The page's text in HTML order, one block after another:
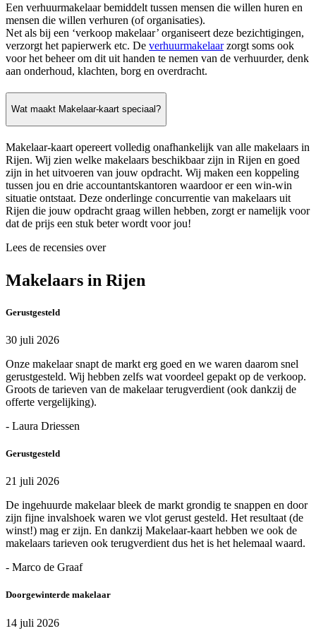
Een verhuurmakelaar bemiddelt tussen mensen die willen huren en
mensen die willen verhuren (of organisaties).
Net als bij een ‘verkoop makelaar’ organiseert deze bezichtigingen,
verzorgt het papierwerk etc. De verhuurmakelaarzorgt soms ook
voor het beheer om dit uit handen te nemen van de verhuurder, denk
aan onderhoud, klachten, borg en overdracht.
Wat maakt Makelaar-kaart speciaal?
Makelaar-kaart opereert volledig onafhankelijk van alle makelaars in
Rijen. Wij zien welke makelaars beschikbaar zijn in Rijen en goed
zijn in het uitvoeren van jouw opdracht. Wij maken een koppeling
tussen jou en drie accountantskantoren waardoor er een win-win
situatie ontstaat. Deze onderlinge concurrentie van makelaars uit
Rijen die jouw opdracht graag willen hebben, zorgt er namelijk voor
dat de prijs een stuk beter wordt voor jou!
Lees de recensies over
Makelaars in Rijen
Gerustgesteld
30 juli 2026
Onze makelaar snapt de markt erg goed en we waren daarom snel
gerustgesteld. Wij hebben zelfs wat voordeel gepakt op de verkoop.
Groots de tarieven van de makelaar terugverdient (ook dankzij de
offerte vergelijking).
- Laura Driessen
Gerustgesteld
21 juli 2026
De ingehuurde makelaar bleek de markt grondig te snappen en door
zijn fijne invalshoek waren we vlot gerust gesteld. Het resultaat (de
winst!) mag er zijn. En dankzij Makelaar-kaart hebben we ook de
makelaars tarieven ook terugverdient dus het is het helemaal waard.
- Marco de Graaf
Doorgewinterde makelaar
14 juli 2026